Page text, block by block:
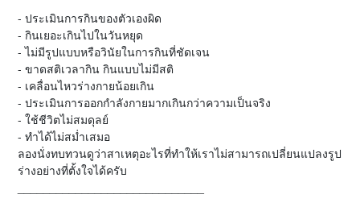
- ประเมินการกินของตัวเองผิด
- กินเยอะเกินไปในวันหยุด
- ไม่มีรูปแบบหรือวินัยในการกินที่ชัดเจน
- ขาดสติเวลากิน กินแบบไม่มีสติ
- เคลื่อนไหวร่างกายน้อยเกิน
- ประเมินการออกกำลังกายมากเกินกว่าความเป็นจริง
- ใช้ชีวิตไม่สมดุลย์
- ทำได้ไม่สม่ำเสมอ
ลองนั่งทบทวนดูว่าสาเหตุอะไรที่ทำให้เราไม่สามารถเปลี่ยนแปลงรูป
ร่างอย่างที่ตั้งใจได้ครับ